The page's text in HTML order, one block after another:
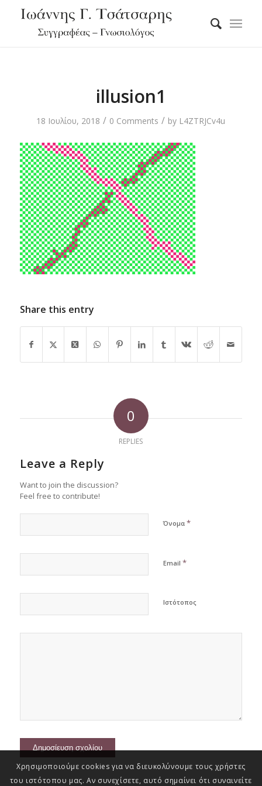
illusion1
18 Ιουλίου, 2018 / 0 Comments / by L4ZTRJCv4u
Share this entry
0
REPLIES
Leave a Reply
Want to join the discussion?
Feel free to contribute!
Όνομα *
Email *
Ιστότοπος
Χρησιμοποιούμε cookies για να διευκολύνουμε τους χρήστες
του ιστότοπου μας. Αν συνεχίσετε, αυτό σημαίνει ότι συναινείτε